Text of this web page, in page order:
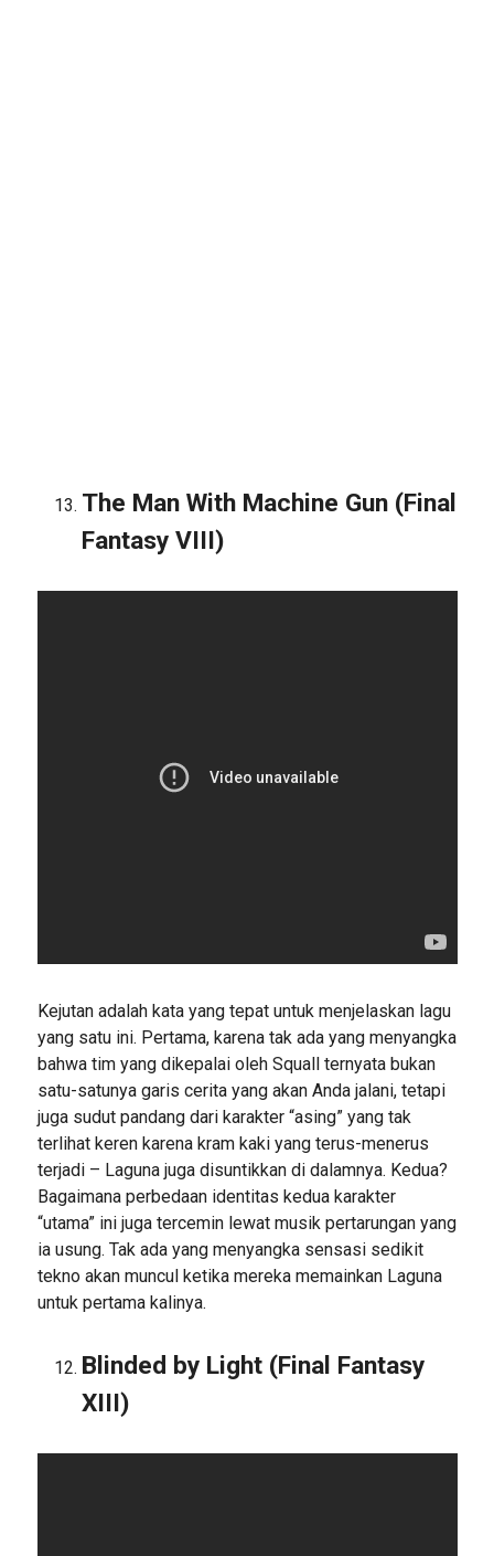
The Man With Machine Gun (Final
Fantasy VIII)
Kejutan adalah kata yang tepat untuk menjelaskan lagu
yang satu ini. Pertama, karena tak ada yang menyangka
bahwa tim yang dikepalai oleh Squall ternyata bukan
satu-satunya garis cerita yang akan Anda jalani, tetapi
juga sudut pandang dari karakter “asing” yang tak
terlihat keren karena kram kaki yang terus-menerus
terjadi – Laguna juga disuntikkan di dalamnya. Kedua?
Bagaimana perbedaan identitas kedua karakter
“utama” ini juga tercemin lewat musik pertarungan yang
ia usung. Tak ada yang menyangka sensasi sedikit
tekno akan muncul ketika mereka memainkan Laguna
untuk pertama kalinya.
Blinded by Light (Final Fantasy
XIII)